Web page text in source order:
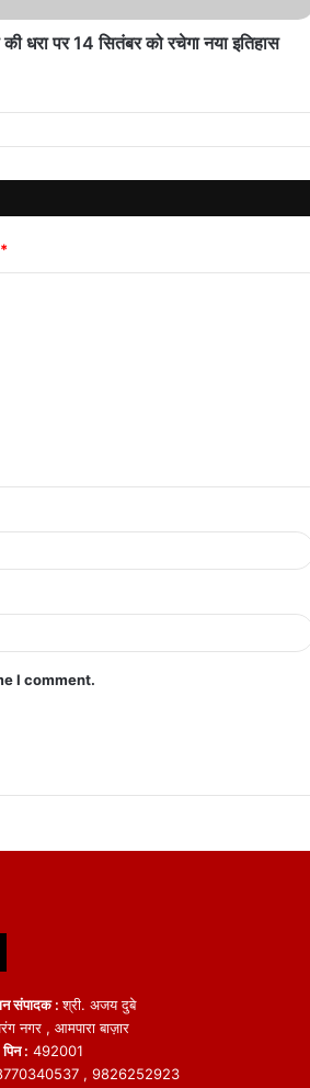
की धरा पर 14 सितंबर को रचेगा नया इतिहास
*
I comment.
संपादक :श्री. अजय दुबे
नगर , आमपारा बाज़ार
पिन : 492001
, 9826252923